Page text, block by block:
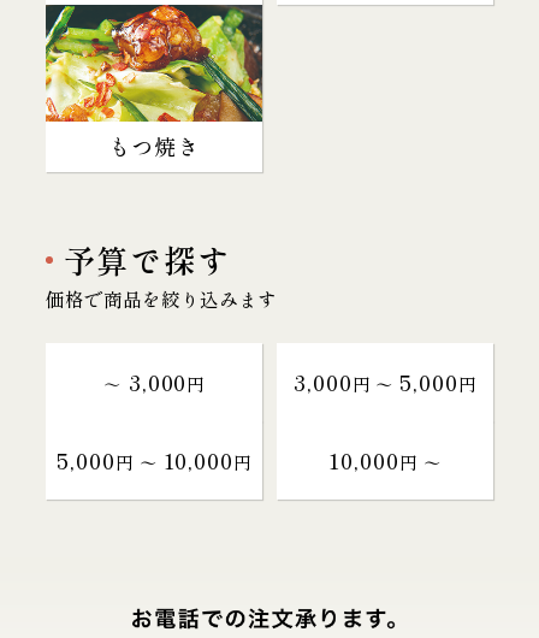
もつ焼き
予算で探す
価格で商品を絞り込みます
～ 3,000円 3,000円 〜 5,000円
5,000円 〜 10,000円 10,000円 〜